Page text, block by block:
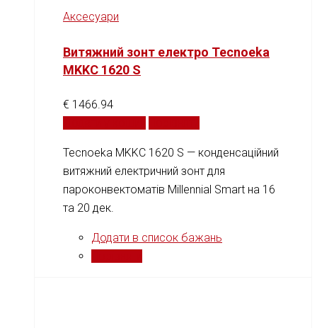
Аксесуари
Витяжний зонт електро Tecnoeka
MKKC 1620 S
€ 1466.94
Tecnoeka MKKC 1620 S — конденсаційний
витяжний електричний зонт для
пароконвектоматів Millennial Smart на 16
та 20 дек.
Додати в список бажань